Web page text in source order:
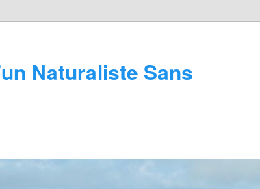
Naturaliste Sans